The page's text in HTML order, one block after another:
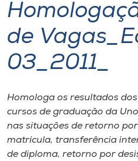
Internacionalização
I.nova
Cultura
CPA
de
03_2011_
Homologa os resultados
cursos de graduação da
nas situações de retorno
matrícula, transferência
de diploma, retorno por